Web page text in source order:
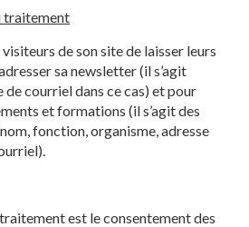
traitement
visiteurs de son site de laisser leurs
sa newsletter (il s’agit
de courriel dans ce cas) et pour
et formations (il s’agit des
fonction, organisme, adresse
est le consentement des